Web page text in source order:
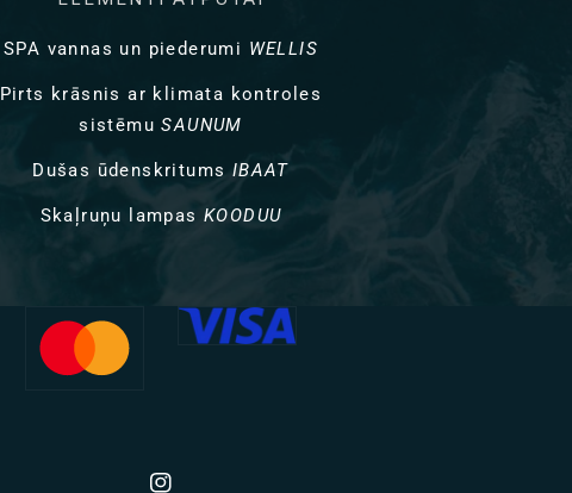
SPA vannas un piederumi WELLIS
Pirts krāsnis ar klimata kontroles
sistēmuSAUNUM
Dušas ūdenskritums IBAAT
Skaļruņu lampas KOODUU